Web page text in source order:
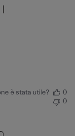
|
è stata utile?
0
0